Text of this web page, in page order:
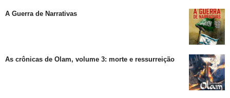
A Guerra de Narrativas
As crônicas de Olam, volume 3: morte e ressurreição